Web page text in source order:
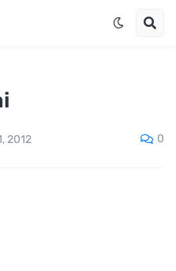
2012 0